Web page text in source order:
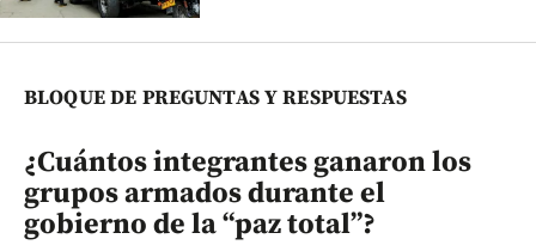
BLOQUE DE PREGUNTAS Y RESPUESTAS
¿Cuántos integrantes ganaron los
grupos armados durante el
gobierno de la “paz total”?